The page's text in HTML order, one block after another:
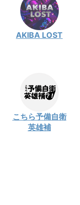
AKIBA LOST
こちら予備自衛
英雄補